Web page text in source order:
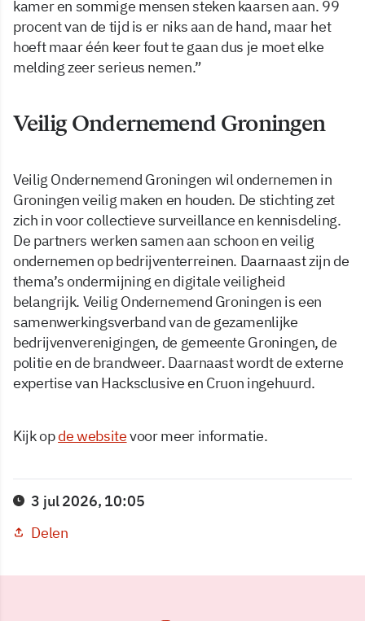
kamer en sommige mensen steken kaarsen aan. 99
procent van de tijd is er niks aan de hand, maar het
hoeft maar één keer fout te gaan dus je moet elke
melding zeer serieus nemen.”
Veilig Ondernemend Groningen
Veilig Ondernemend Groningen wil ondernemen in
Groningen veilig maken en houden. De stichting zet
zich in voor collectieve surveillance en kennisdeling.
De partners werken samen aan schoon en veilig
ondernemen op bedrijventerreinen. Daarnaast zijn de
thema’s ondermijning en digitale veiligheid
belangrijk. Veilig Ondernemend Groningen is een
samenwerkingsverband van de gezamenlijke
bedrijvenverenigingen, de gemeente Groningen, de
politie en de brandweer. Daarnaast wordt de externe
expertise van Hacksclusive en Cruon ingehuurd.
Kijk opde websitevoor meer informatie.
3 jul 2026, 10:05
Delen